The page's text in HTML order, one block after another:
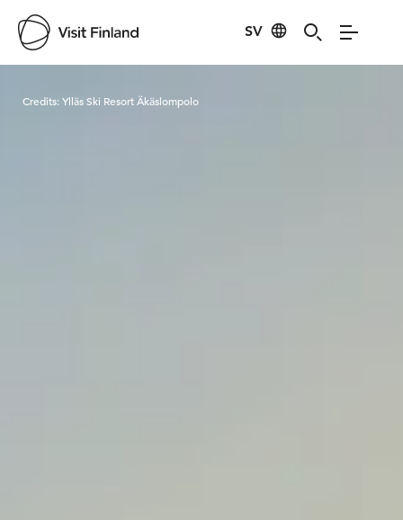
SV
Visit Finland
Credits:Ylläs Ski Resort Äkäslompolo